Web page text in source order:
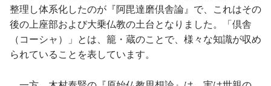
整理し体系化したのが『阿毘達磨倶舎論』で、これはその
後の上座部および大乗仏教の土台となりました。「倶舎
（コーシャ）」とは、籠・蔵のことで、様々な知識が収め
られていることを表しています。